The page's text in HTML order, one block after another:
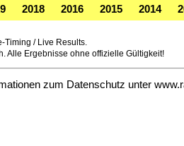
2018 2016 2015 2014
Timing / Live Results.
Alle Ergebnisse ohne offizielle Gültigkeit!
zum Datenschutz unter